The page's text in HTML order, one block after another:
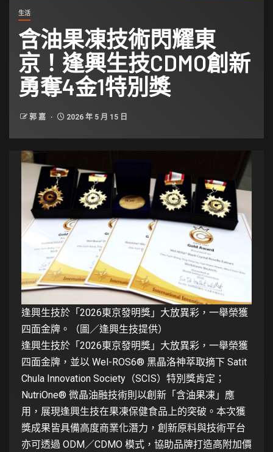
生活
含油果凍技術閃耀東
京！逢興生技CDMO創新
勇奪4金1特別獎
郭 嘉 2026 年 5 月 15 日
逢興生技於「2026東京發明獎」大放異彩，一舉榮獲
四面金牌。（圖／逢興生技提供）
逢興生技於「2026東京發明獎」大放異彩，一舉榮獲
四面金牌，並以 Wel-ROS6® 黑晶洛神萃取摘下 Satit
Chula Innovation Society（SCIS）特別獎肯定；
NutriOne® 微晶油融技術則以創新「含油果凍」應
用，展現逢興生技在果凍保健食品上的突破。本次獲
獎成果皆具備高度商業化潛力，創新原料與技術平台
亦可透過 ODM／CDMO 模式，協助品牌打造高附加價